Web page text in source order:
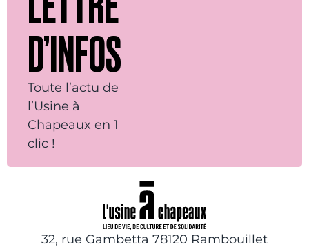
D’INFOS
Toute l’actu de
l’Usine à
Chapeaux en 1
clic !
32, rue Gambetta 78120 Rambouillet